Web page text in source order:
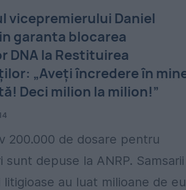
vicepremierului Daniel
garanta blocarea
DNA la Restituirea
„Aveți încredere în
Deci milion la milion!”
200.000 de dosare pentru
sunt depuse la ANRP. Samsarii
au luat milioane de